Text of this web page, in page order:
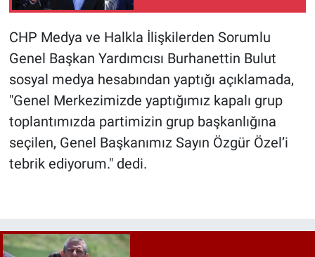
CHP Medya ve Halkla İlişkilerden Sorumlu
Genel Başkan Yardımcısı Burhanettin Bulut
sosyal medya hesabından yaptığı açıklamada,
"Genel Merkezimizde yaptığımız kapalı grup
toplantımızda partimizin grup başkanlığına
seçilen, Genel Başkanımız Sayın Özgür Özel’i
tebrik ediyorum." dedi.